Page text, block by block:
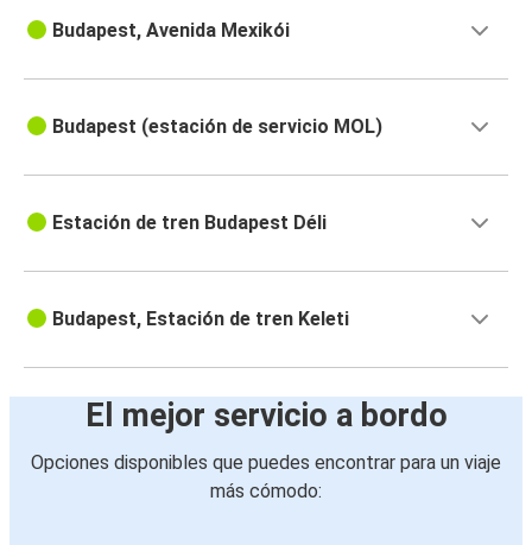
Budapest, Avenida Mexikói
Budapest (estación de servicio MOL)
Estación de tren Budapest Déli
Budapest, Estación de tren Keleti
El mejor servicio a bordo
Opciones disponibles que puedes encontrar para un viaje
más cómodo: